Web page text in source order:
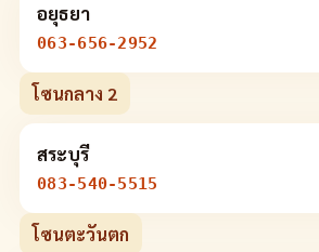
อยุธยา
063-656-2952
โซนกลาง 2
สระบุรี
083-540-5515
โซนตะวันตก